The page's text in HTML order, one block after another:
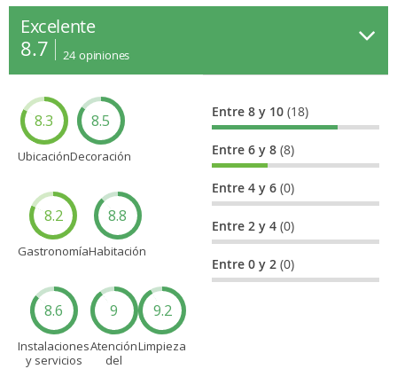
Excelente
8.7 24 opiniones
8.3
Ubicación
8.5
Decoración
8.2
Gastronomía
8.8
Habitación
8.6
Instalaciones
y servicios
9
Atención
del
9.2
Limpieza
Entre 8 y 10(18)
Entre 6 y 8(8)
Entre 4 y 6(0)
Entre 2 y 4(0)
Entre 0 y 2(0)